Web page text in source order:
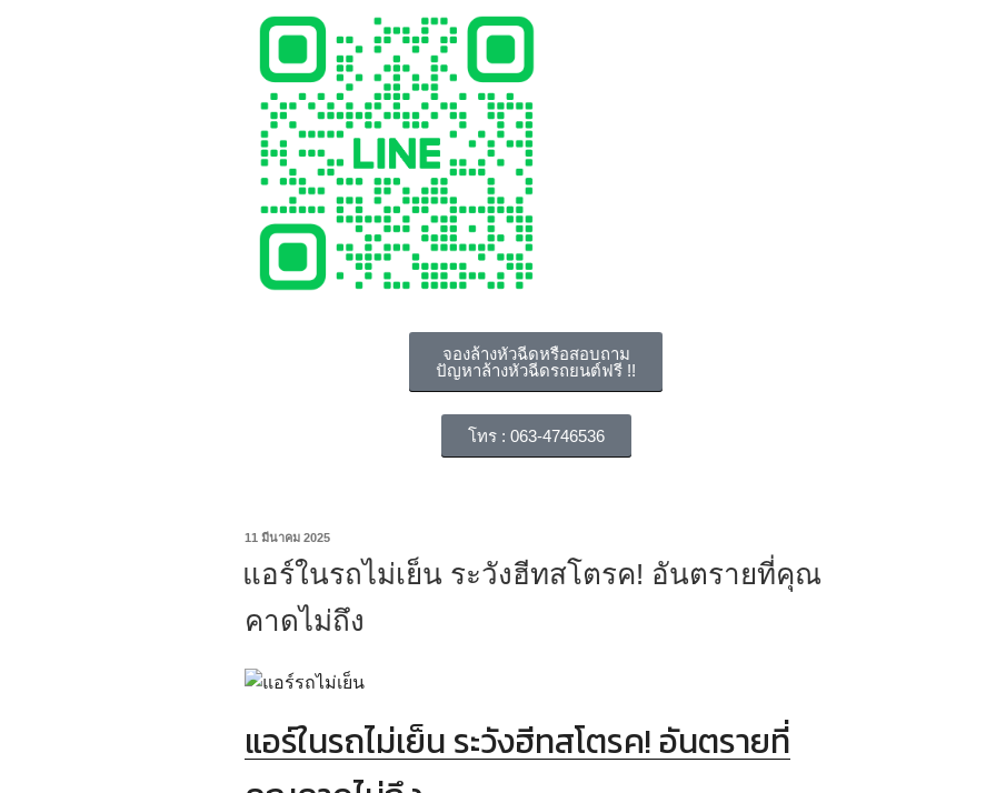
จองล้างหัวฉีดหรือสอบถาม
ปัญหาล้างหัวฉีดรถยนต์ฟรี !!
โทร : 063-4746536
11 มีนาคม 2025
แอร์ในรถไม่เย็น ระวังฮีทสโตรค! อันตรายที่คุณ
คาดไม่ถึง
แอร์ในรถไม่เย็น ระวังฮีทสโตรค! อันตรายที่